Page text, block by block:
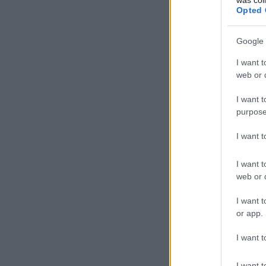
Opted
Google
I want
web or
I want
I want
I want
web or
I want
or app.
I want